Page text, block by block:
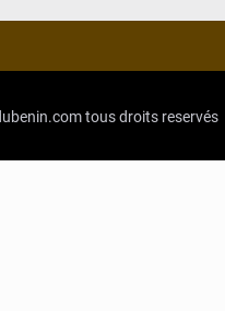
tous droits reservés